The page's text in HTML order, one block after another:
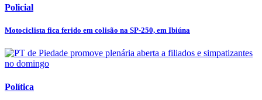
Policial
Motociclista fica ferido em colisão na SP-250, em Ibiúna
Política